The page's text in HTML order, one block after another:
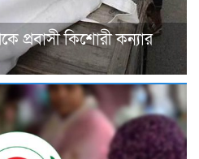
প্রবাসী কিশোরী কন্যার